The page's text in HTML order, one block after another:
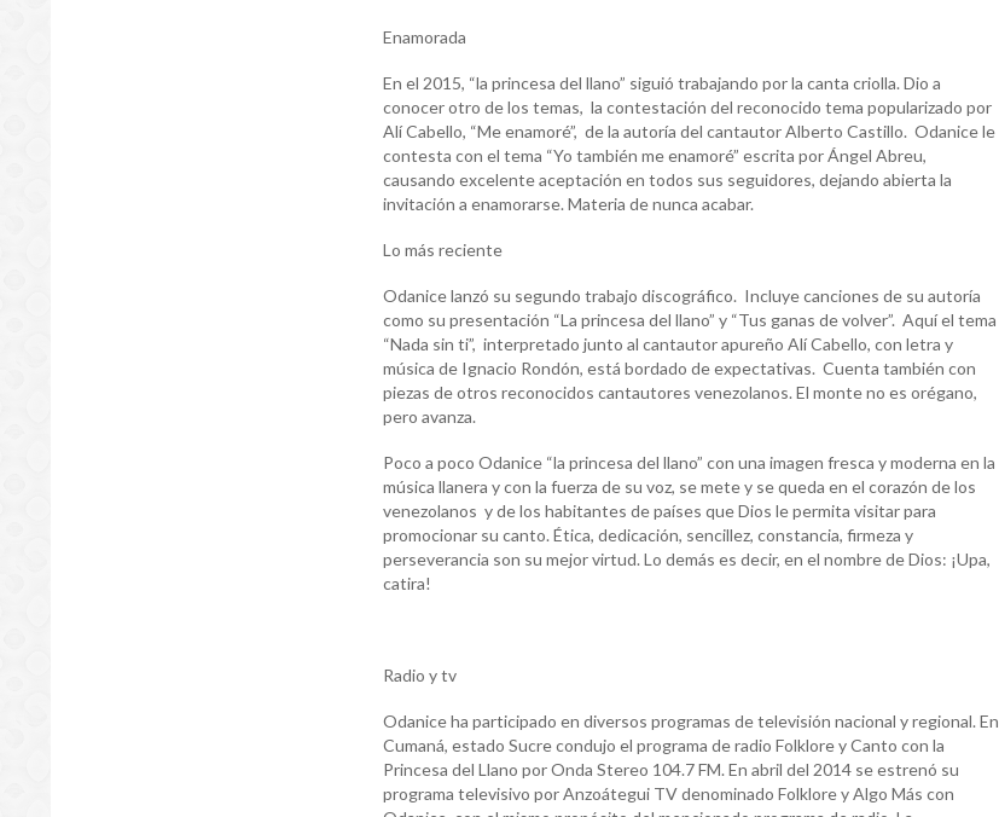
Enamorada
En el 2015, “la princesa del llano” siguió trabajando por la canta criolla. Dio a
conocer otro de los temas, la contestación del reconocido tema popularizado por
Alí Cabello, “Me enamoré”, de la autoría del cantautor Alberto Castillo. Odanice le
contesta con el tema “Yo también me enamoré” escrita por Ángel Abreu,
causando excelente aceptación en todos sus seguidores, dejando abierta la
invitación a enamorarse. Materia de nunca acabar.
Lo más reciente
Odanice lanzó su segundo trabajo discográfico. Incluye canciones de su autoría
como su presentación “La princesa del llano” y “Tus ganas de volver”. Aquí el tema
“Nada sin ti”, interpretado junto al cantautor apureño Alí Cabello, con letra y
música de Ignacio Rondón, está bordado de expectativas. Cuenta también con
piezas de otros reconocidos cantautores venezolanos. El monte no es orégano,
pero avanza.
Poco a poco Odanice “la princesa del llano” con una imagen fresca y moderna en la
música llanera y con la fuerza de su voz, se mete y se queda en el corazón de los
venezolanos y de los habitantes de países que Dios le permita visitar para
promocionar su canto. Ética, dedicación, sencillez, constancia, firmeza y
perseverancia son su mejor virtud. Lo demás es decir, en el nombre de Dios: ¡Upa,
catira!
Radio y tv
Odanice ha participado en diversos programas de televisión nacional y regional. En
Cumaná, estado Sucre condujo el programa de radio Folklore y Canto con la
Princesa del Llano por Onda Stereo 104.7 FM. En abril del 2014 se estrenó su
programa televisivo por Anzoátegui TV denominado Folklore y Algo Más con